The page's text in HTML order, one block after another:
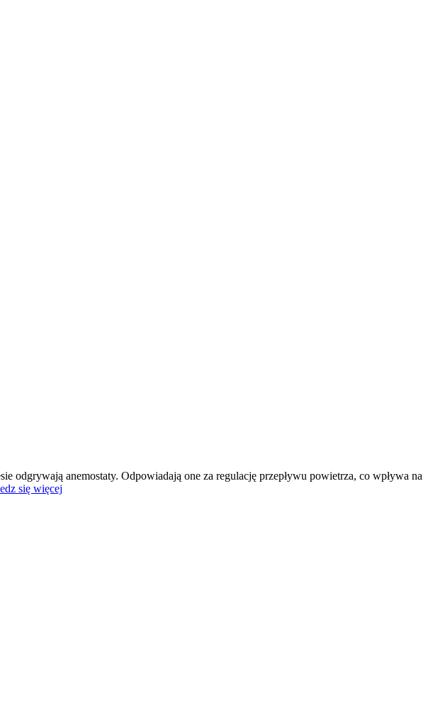
odgrywają anemostaty. Odpowiadają one za regulację przepływu powietrza, co wpływa na
się więcej